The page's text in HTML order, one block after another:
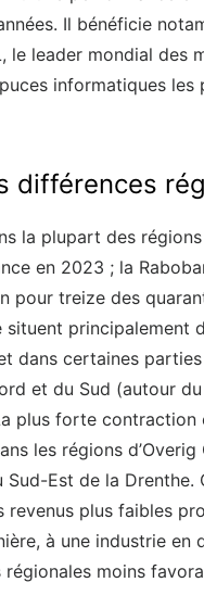
Il bénéficie
le leader mondial des
informatiques les
différences
la plupart des
en 2023 ; la
pour treize des
situent principalement
dans certaines
et du Sud (autour
plus forte contraction
les régions d’Overig
Sud-Est de la Drenthe.
revenus plus faibles
à une industrie en
moins